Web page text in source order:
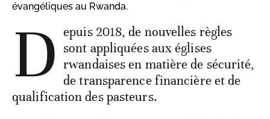
évangéliques au Rwanda.
D epuis 2018, de nouvelles règles
sont appliquées aux églises
rwandaises en matière de sécurité,
de transparence financière et de
qualification des pasteurs.